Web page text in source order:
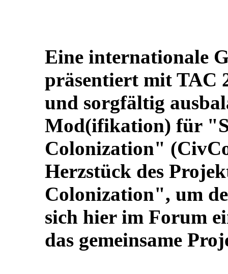
Eine internationale
präsentiert mit TAC
und sorgfältig
Mod(ifikation) für
Colonization"
Herzstück des
Colonization", um
sich hier im Forum
das gemeinsame